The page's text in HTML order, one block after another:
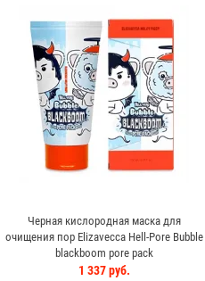
Черная кислородная маска для
очищения пор Elizavecca Hell-Pore Bubble
blackboom pore pack
1 337 руб.